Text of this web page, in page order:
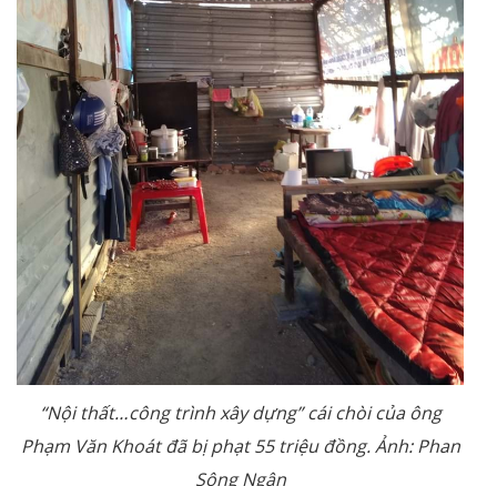
“Nội thất…công trình xây dựng” cái chòi của ông
Phạm Văn Khoát đã bị phạt 55 triệu đồng. Ảnh: Phan
Sông Ngân